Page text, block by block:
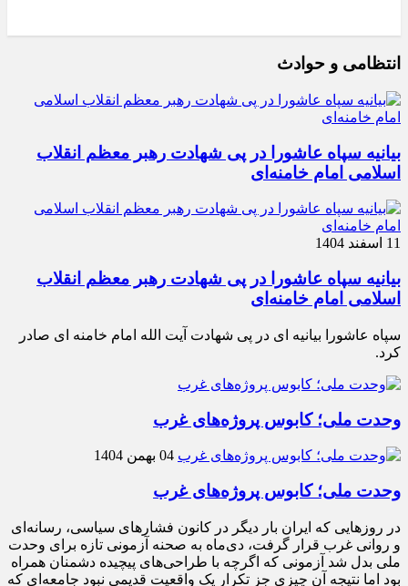
انتظامی و حوادث
بیانیه سپاه عاشورا در پی شهادت رهبر معظم انقلاب
اسلامی امام خامنه‌ای
11 اسفند 1404
بیانیه سپاه عاشورا در پی شهادت رهبر معظم انقلاب
اسلامی امام خامنه‌ای
سپاه عاشورا بیانیه ای در پی شهادت آیت الله امام خامنه ای صادر
کرد.
وحدت ملی؛ کابوس پروژه‌های غرب
04 بهمن 1404
وحدت ملی؛ کابوس پروژه‌های غرب
در روزهایی که ایران بار دیگر در کانون فشارهای سیاسی، رسانه‌ای
و روانی غرب قرار گرفت، دی‌ماه به صحنه آزمونی تازه برای وحدت
ملی بدل شد آزمونی که اگرچه با طراحی‌های پیچیده دشمنان همراه
بود اما نتیجه آن چیزی جز تکرار یک واقعیت قدیمی نبود جامعه‌ای که